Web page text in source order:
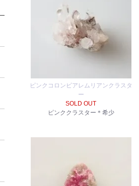
ピンクコロンビアレムリアンクラスタ
ー
SOLD OUT
ピンククラスター＊希少